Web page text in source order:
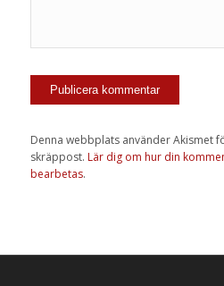
Denna webbplats använder Akismet
skräppost. Lär dig om hur din
bearbetas.